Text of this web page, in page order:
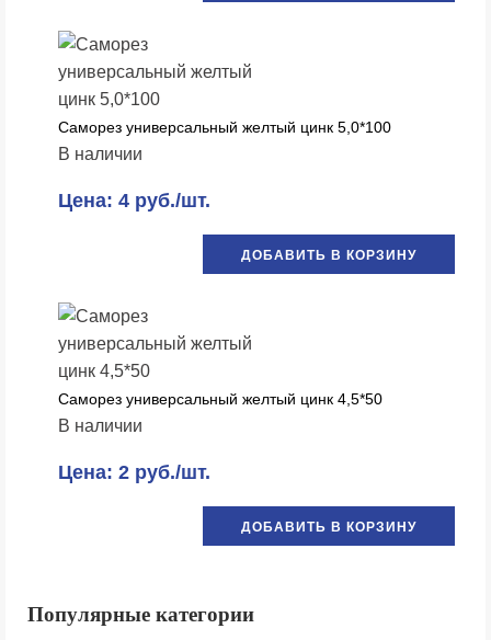
Саморез универсальный желтый цинк 5,0*100
В наличии
Цена: 4 руб./шт.
ДОБАВИТЬ В КОРЗИНУ
Саморез универсальный желтый цинк 4,5*50
В наличии
Цена: 2 руб./шт.
ДОБАВИТЬ В КОРЗИНУ
Популярные категории